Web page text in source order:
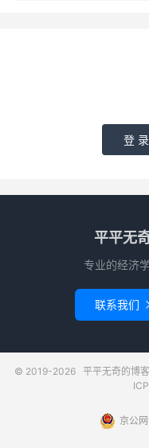
登 录
平平无
专业的经济
联系我们
© 2019-2026 平平无奇的博
京公